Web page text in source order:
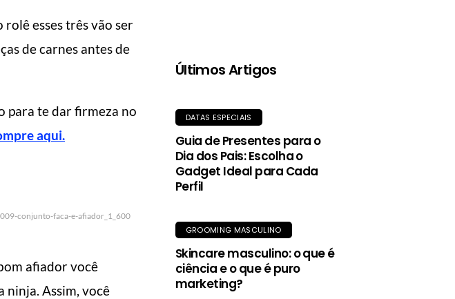
esses três vão ser
de carnes antes de
para te dar firmeza no
aqui.
conjunto-faca-e-afiador_1_600
afiador você
ninja. Assim, você
Últimos Artigos
DATAS ESPECIAIS
Guia de Presentes para o
Dia dos Pais: Escolha o
Gadget Ideal para Cada
Perfil
GROOMING MASCULINO
Skincare masculino: o que é
ciência e o que é puro
marketing?